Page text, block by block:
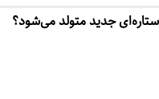
جدید متولد می‌شود؟